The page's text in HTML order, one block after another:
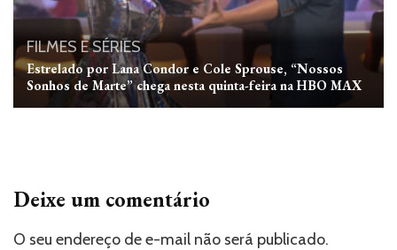
FILMES E SÉRIES
Estrelado por Lana Condor e Cole Sprouse, “Nossos
Sonhos de Marte” chega nesta quinta-feira na HBO MAX
Deixe um comentário
O seu endereço de e-mail não será publicado.